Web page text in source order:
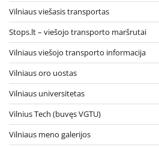
Vilniaus viešasis transportas
Stops.lt – viešojo transporto maršrutai
Vilniaus viešojo transporto informacija
Vilniaus oro uostas
Vilniaus universitetas
Vilnius Tech (buvęs VGTU)
Vilniaus meno galerijos